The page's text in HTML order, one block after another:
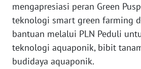
mengapresiasi peran Green
teknologi smart green farming
bantuan melalui PLN Peduli
teknologi aquaponik, bibit
budidaya aquaponik.
WN
NUSANTARA
WN